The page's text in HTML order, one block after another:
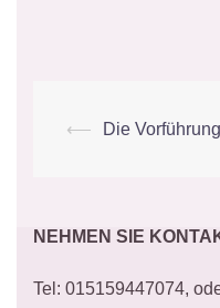
Beitrags-
⟵ Die Vorführung
NEHMEN SIE
Tel: 015159447074,